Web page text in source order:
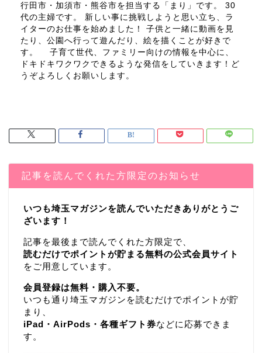
行田市・加須市・熊谷市を担当する「まり」です。 30
代の主婦です。 新しい事に挑戦しようと思い立ち、ラ
イターのお仕事を始めました！ 子供と一緒に動画を見
たり、公園へ行って遊んだり、絵を描くことが好きで
す。 子育て世代、ファミリー向けの情報を中心に、
ドキドキワクワクできるような発信をしていきます！ど
うぞよろしくお願いします。
記事を読んでくれた方限定のお知らせ
いつも埼玉マガジンを読んでいただきありがとうご
ざいます！
記事を最後まで読んでくれた方限定で、
読むだけでポイントが貯まる無料の公式会員サイト
をご用意しています。
会員登録は無料・購入不要。
いつも通り埼玉マガジンを読むだけでポイントが貯
まり、
iPad・AirPods・各種ギフト券などに応募できま
す。